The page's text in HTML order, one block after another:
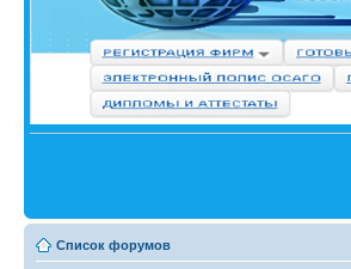
Список форумов